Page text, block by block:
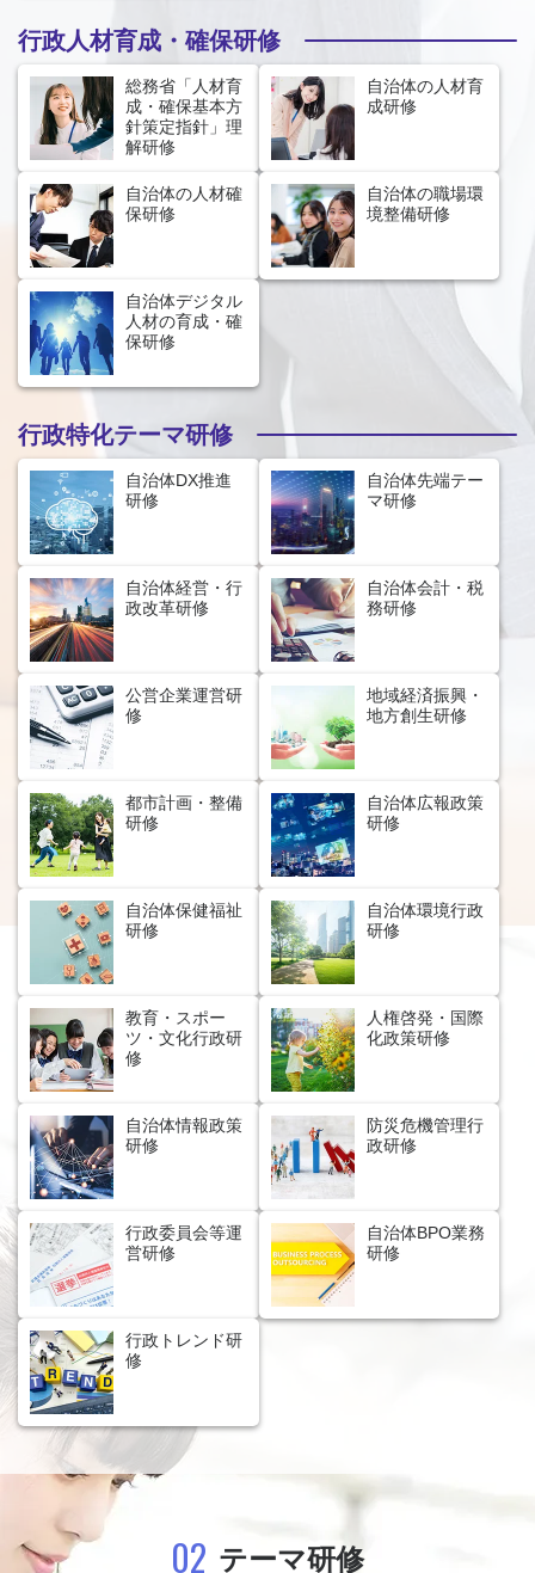
行政人材育成・確保研修
総務省「人材育
成・確保基本方
針策定指針」理
解研修
自治体の人材育
成研修
自治体の人材確
保研修
自治体の職場環
境整備研修
自治体デジタル
人材の育成・確
保研修
行政特化テーマ研修
自治体DX推進
研修
自治体先端テー
マ研修
自治体経営・行
政改革研修
自治体会計・税
務研修
公営企業運営研
修
地域経済振興・
地方創生研修
都市計画・整備
研修
自治体広報政策
研修
自治体保健福祉
研修
自治体環境行政
研修
教育・スポー
ツ・文化行政研
修
人権啓発・国際
化政策研修
自治体情報政策
研修
防災危機管理行
政研修
行政委員会等運
営研修
自治体BPO業務
研修
行政トレンド研
修
02 テーマ研修